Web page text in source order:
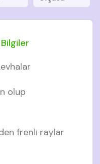
olup
frenli raylar